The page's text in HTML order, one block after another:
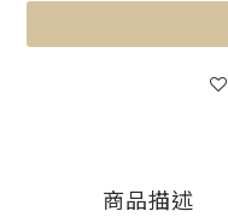
商品描述